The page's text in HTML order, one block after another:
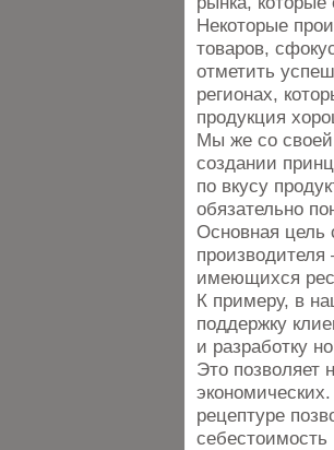
Некоторые
товаров,
отметить
регионах,
продукция
Мы же со своей
создании
по вкусу
обязательно
Основная цель
имеющихся
К примеру, в
поддержку
и разработку
Это позволяет
рецептуре
себестоимость